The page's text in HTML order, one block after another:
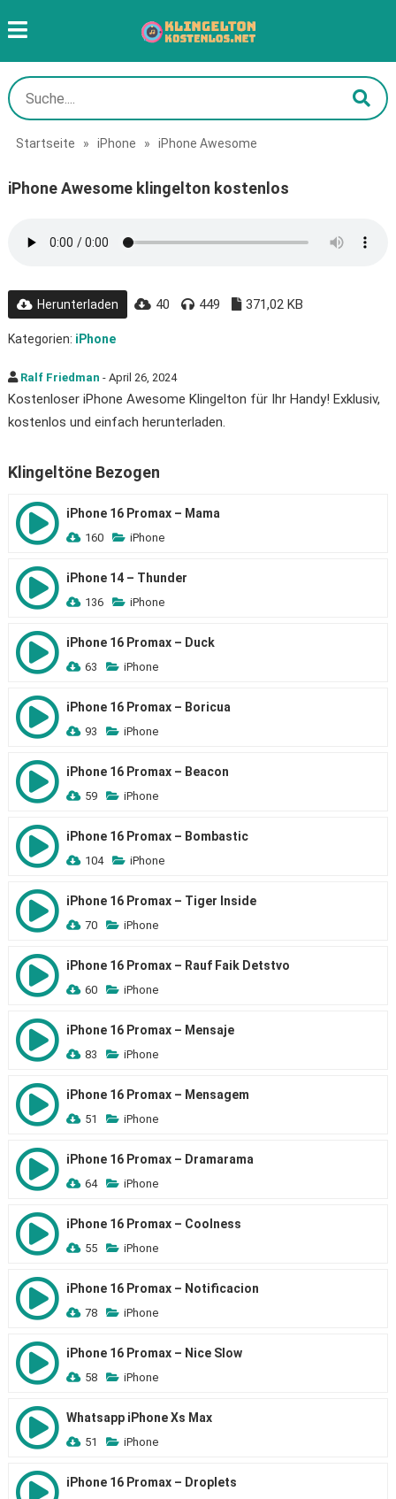
Startseite » iPhone » iPhone Awesome
iPhone Awesome klingelton kostenlos
Herunterladen 40 449 371,02 KB
Kategorien: iPhone
Ralf Friedman - April 26, 2024
Kostenloser iPhone Awesome Klingelton für Ihr Handy! Exklusiv,
kostenlos und einfach herunterladen.
Klingeltöne Bezogen
iPhone 16 Promax – Mama
160 iPhone
iPhone 14 – Thunder
136 iPhone
iPhone 16 Promax – Duck
63 iPhone
iPhone 16 Promax – Boricua
93 iPhone
iPhone 16 Promax – Beacon
59 iPhone
iPhone 16 Promax – Bombastic
104 iPhone
iPhone 16 Promax – Tiger Inside
70 iPhone
iPhone 16 Promax – Rauf Faik Detstvo
60 iPhone
iPhone 16 Promax – Mensaje
83 iPhone
iPhone 16 Promax – Mensagem
51 iPhone
iPhone 16 Promax – Dramarama
64 iPhone
iPhone 16 Promax – Coolness
55 iPhone
iPhone 16 Promax – Notificacion
78 iPhone
iPhone 16 Promax – Nice Slow
58 iPhone
Whatsapp iPhone Xs Max
51 iPhone
iPhone 16 Promax – Droplets